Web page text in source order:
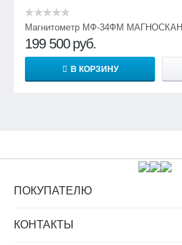
Магнитометр МФ-34ФМ МАГНОСКАН
199 500 руб.
В КОРЗИНУ
ПОКУПАТЕЛЮ
КОНТАКТЫ